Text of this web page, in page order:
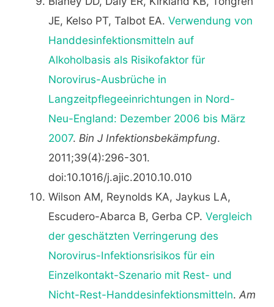
JE, Kelso PT, Talbot EA. Verwendung von
Handdesinfektionsmitteln auf
Alkoholbasis als Risikofaktor für
Norovirus-Ausbrüche in
Langzeitpflegeeinrichtungen in Nord-
Neu-England: Dezember 2006 bis März
2007. Bin J Infektionsbekämpfung.
2011;39(4):296-301.
doi:10.1016/j.ajic.2010.10.010
Wilson AM, Reynolds KA, Jaykus LA,
Escudero-Abarca B, Gerba CP. Vergleich
der geschätzten Verringerung des
Norovirus-Infektionsrisikos für ein
Einzelkontakt-Szenario mit Rest- und
Nicht-Rest-Handdesinfektionsmitteln. Am